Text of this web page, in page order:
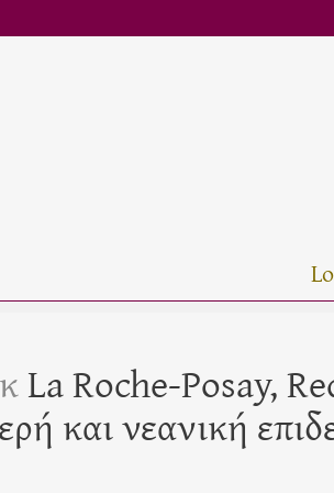
La Roche-Posay,
και νεανική